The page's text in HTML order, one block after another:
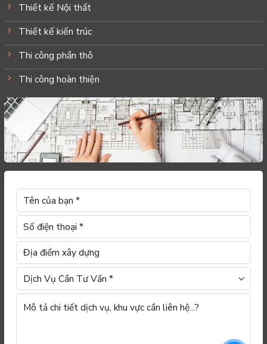
Thiết kế Nội thất
Thiết kế kiến trúc
Thi công phần thô
Thi công hoàn thiện